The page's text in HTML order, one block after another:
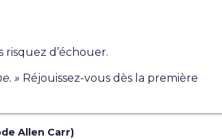
risquez d’échouer.
» Réjouissez-vous dès la première
Allen Carr)